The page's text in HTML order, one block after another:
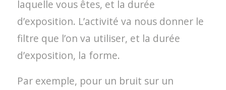
laquelle vous êtes, et la durée
d’exposition. L’activité va nous donner le
filtre que l’on va utiliser, et la durée
d’exposition, la forme.
Par exemple, pour un bruit sur un